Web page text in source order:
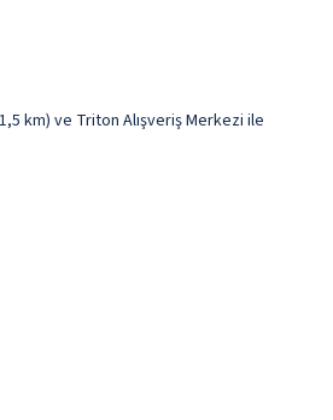
km) ve Triton Alışveriş Merkezi ile